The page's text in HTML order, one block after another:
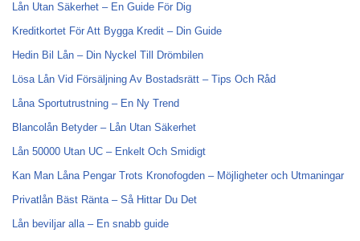
Lån Utan Säkerhet – En Guide För Dig
Kreditkortet För Att Bygga Kredit – Din Guide
Hedin Bil Lån – Din Nyckel Till Drömbilen
Lösa Lån Vid Försäljning Av Bostadsrätt – Tips Och Råd
Låna Sportutrustning – En Ny Trend
Blancolån Betyder – Lån Utan Säkerhet
Lån 50000 Utan UC – Enkelt Och Smidigt
Kan Man Låna Pengar Trots Kronofogden – Möjligheter och Utmaningar
Privatlån Bäst Ränta – Så Hittar Du Det
Lån beviljar alla – En snabb guide